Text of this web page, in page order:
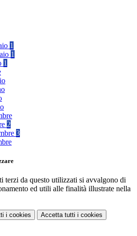
1
1
1
2
3
terzi da questo utilizzati si avvalgono di
ed utili alle finalità illustrate nella
i cookies Accetta tutti i cookies